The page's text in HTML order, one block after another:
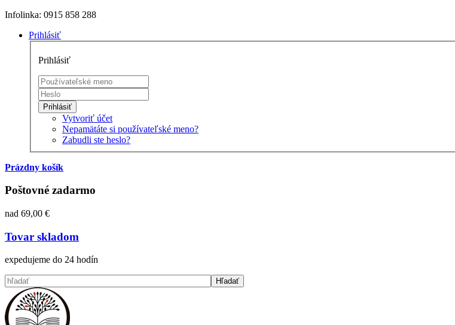
Infolinka: 0915 858 288
Prihlásiť
Prihlásiť
Prihlásiť
Vytvoriť účet
Nepamätáte si používateľské meno?
Zabudli ste heslo?
Prázdny košík
Poštovné zadarmo
nad 69,00 €
Tovar skladom
expedujeme do 24 hodín